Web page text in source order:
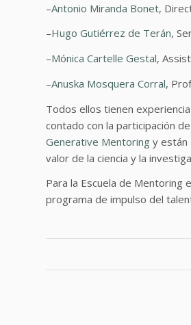
–Antonio Miranda Bonet,
–Hugo Gutiérrez de Terán,
–Mónica Cartelle Gestal,
–Anuska Mosquera Corral,
Todos ellos tienen
contado con la participación
Generative Mentoring y están
valor de la ciencia y la
Para la Escuela de Mentoring
programa de impulso del